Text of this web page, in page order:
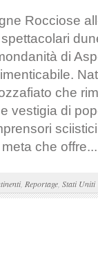
Rocciose
di
che
vestigia di
che offre...
, Reportage Stati Uniti